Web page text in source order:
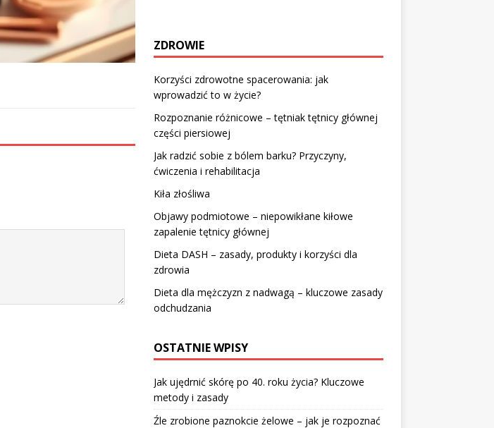
ZDROWIE
Korzyści zdrowotne spacerowania: jak
wprowadzić to w życie?
Rozpoznanie różnicowe – tętniak tętnicy głównej
części piersiowej
Jak radzić sobie z bólem barku? Przyczyny,
ćwiczenia i rehabilitacja
Kiła złośliwa
Objawy podmiotowe – niepowikłane kiłowe
zapalenie tętnicy głównej
Dieta DASH – zasady, produkty i korzyści dla
zdrowia
Dieta dla mężczyzn z nadwagą – kluczowe zasady
odchudzania
OSTATNIE WPISY
Jak ujędrnić skórę po 40. roku życia? Kluczowe
metody i zasady
Źle zrobione paznokcie żelowe – jak je rozpoznać